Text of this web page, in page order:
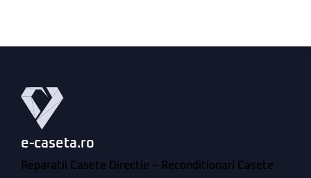
e-caseta.ro
Reparatii Casete Directie – Reconditionari Casete